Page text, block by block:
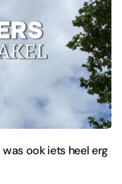
ook iets heel erg